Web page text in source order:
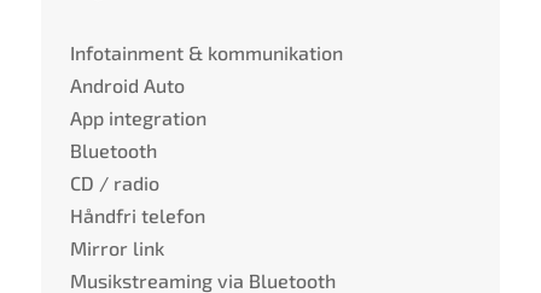
Infotainment & kommunikation
Android Auto
App integration
Bluetooth
CD / radio
Håndfri telefon
Mirror link
Musikstreaming via Bluetooth